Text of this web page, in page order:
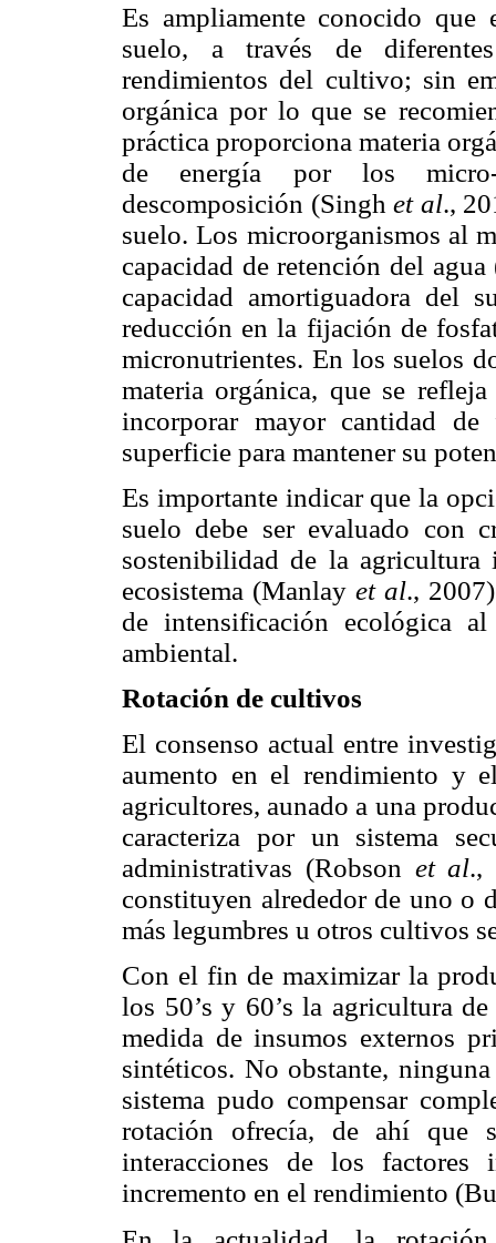
Es ampliamente conocido
suelo, a través de
rendimientos del cultivo; sin
orgánica por lo que se
práctica proporciona materia
de energía por los micro-
descomposición (Singhet al.,
suelo. Los microorganismos al
capacidad de retención del
capacidad amortiguadora del
reducción en la fijación de
micronutrientes. En los suelos
materia orgánica, que se
incorporar mayor cantidad
superficie para mantener su
Es importante indicar que la
suelo debe ser evaluado con
sostenibilidad de la
ecosistema (Manlay et al.,
de intensificación ecológica
ambiental.
Rotación de cultivos
El consenso actual entre
aumento en el rendimiento y
agricultores, aunado a una
caracteriza por un sistema
administrativas (Robson et al.,
constituyen alrededor de uno o
más legumbres u otros cultivos
Con el fin de maximizar la
los 50’s y 60’s la agricultura
medida de insumos externos
sintéticos. No obstante,
sistema pudo compensar
rotación ofrecía, de ahí que
interacciones de los factores
incremento en el rendimiento